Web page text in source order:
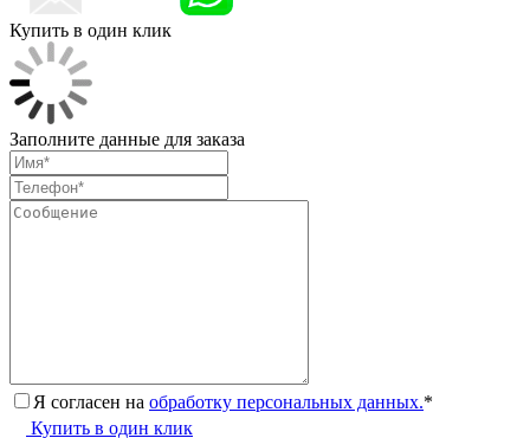
Купить в один клик
Заполните данные для заказа
Я согласен на обработку персональных данных.*
Купить в один клик